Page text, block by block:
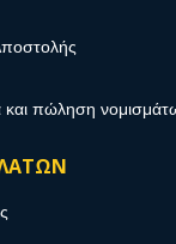
και πώληση